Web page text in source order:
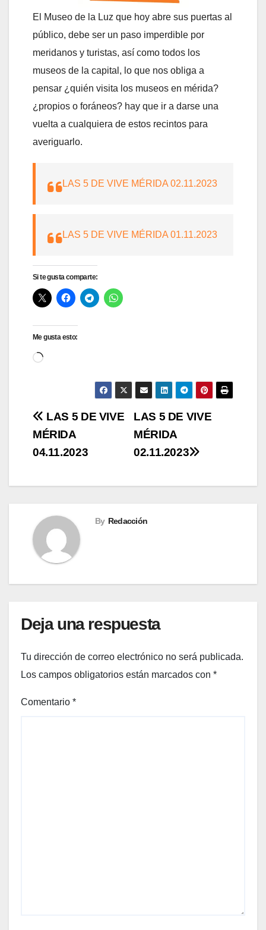
El Museo de la Luz que hoy abre sus puertas al
público, debe ser un paso imperdible por
meridanos y turistas, así como todos los
museos de la capital, lo que nos obliga a
pensar ¿quién visita los museos en mérida?
¿propios o foráneos? hay que ir a darse una
vuelta a cualquiera de estos recintos para
averiguarlo.
LAS 5 DE VIVE MÉRIDA 02.11.2023
LAS 5 DE VIVE MÉRIDA 01.11.2023
Si te gusta comparte:
Me gusta esto:
Cargando...
Navegación
de
LAS 5 DE VIVE
MÉRIDA
02.11.2023
LAS 5 DE VIVE
MÉRIDA
04.11.2023
By Redacción
Deja una respuesta
Tu dirección de correo electrónico no será publicada.
Los campos obligatorios están marcados con *
Comentario *